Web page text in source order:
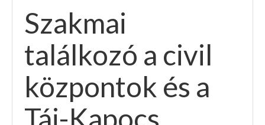
Szakmai
találkozó a civil
központok és a
Táj-Kapocs